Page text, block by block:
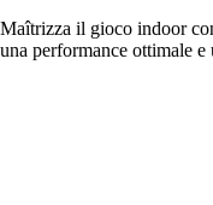
Maîtrizza il gioco indoor
una performance ottimale